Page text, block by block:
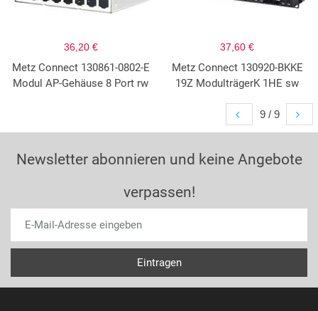
36,20 €
Metz Connect 130861-0802-E
Modul AP-Gehäuse 8 Port rw
37,60 €
Metz Connect 130920-BKKE
19Z ModulträgerK 1HE sw
9 / 9
Newsletter abonnieren und keine Angebote
verpassen!